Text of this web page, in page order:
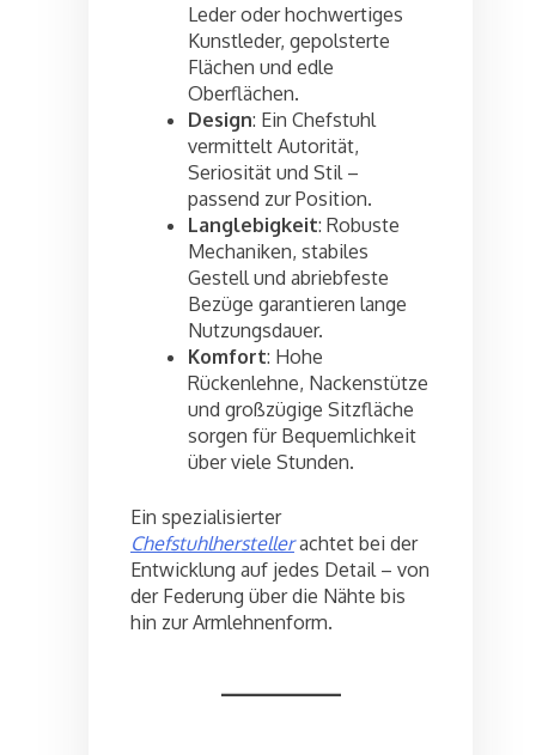
Leder oder hochwertiges
Kunstleder, gepolsterte
Flächen und edle
Oberflächen.
Design: Ein Chefstuhl
vermittelt Autorität,
Seriosität und Stil –
passend zur Position.
Langlebigkeit: Robuste
Mechaniken, stabiles
Gestell und abriebfeste
Bezüge garantieren lange
Nutzungsdauer.
Komfort: Hohe
Rückenlehne, Nackenstütze
und großzügige Sitzfläche
sorgen für Bequemlichkeit
über viele Stunden.
Ein spezialisierter
Chefstuhlherstellerachtet bei der
Entwicklung auf jedes Detail – von
der Federung über die Nähte bis
hin zur Armlehnenform.